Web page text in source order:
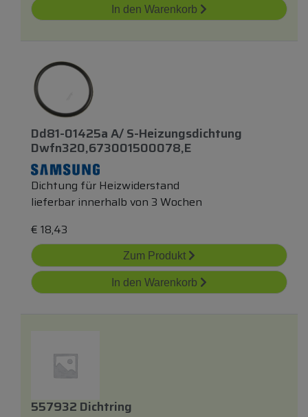
In den Warenkorb
Dd81-01425a A/ S-Heizungsdichtung
Dwfn320,673001500078,e
Dichtung für Heizwiderstand
lieferbar innerhalb von 3 Wochen
€ 18,43
Zum Produkt
In den Warenkorb
557932 Dichtring